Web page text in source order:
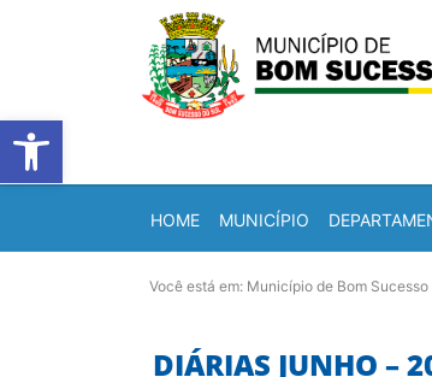
Barra de Ferramentas
HOME MUNICÍPIO
Você está em: Município de Bom Sucesso
DIÁRIAS JUNHO –